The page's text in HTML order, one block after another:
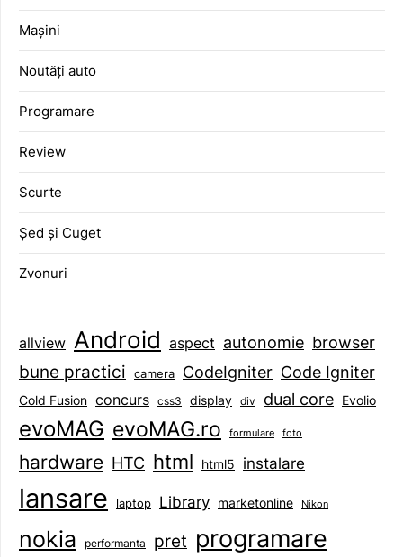
Mașini
Noutăți auto
Programare
Review
Scurte
Șed și Cuget
Zvonuri
allview Android aspect autonomie browser
bune practici camera CodeIgniter Code Igniter
Cold Fusion concurs css3 display div dual core Evolio
evoMAG evoMAG.ro formulare foto
hardware HTC html html5 instalare
lansare laptop Library marketonline Nikon
nokia performanta pret programare